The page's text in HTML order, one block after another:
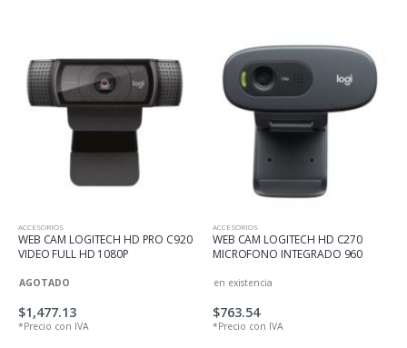
ACCESORIOS
WEB CAM LOGITECH HD PRO C920
VIDEO FULL HD 1080P
AGOTADO
$1,477.13
*Precio con IVA
ACCESORIOS
WEB CAM LOGITECH HD C270
MICROFONO INTEGRADO 960
en existencia
$763.54
*Precio con IVA